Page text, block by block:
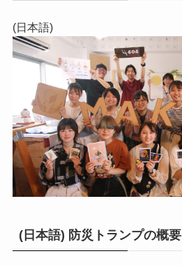
(日本語)
(日本語) 防災トランプの概要